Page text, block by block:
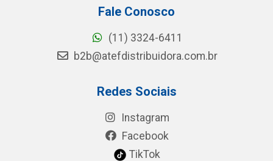
Fale Conosco
(11) 3324-6411
b2b@atefdistribuidora.com.br
Redes Sociais
Instagram
Facebook
TikTok